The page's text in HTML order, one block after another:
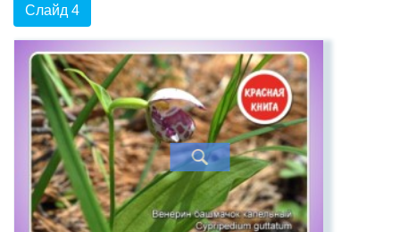
Слайд 4